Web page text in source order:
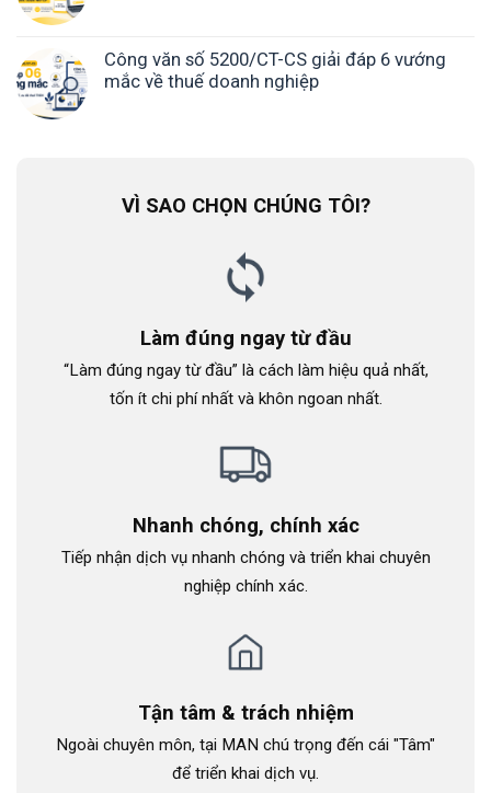
Công văn số 5200/CT-CS giải đáp 6 vướng
mắc về thuế doanh nghiệp
VÌ SAO CHỌN CHÚNG TÔI?
Làm đúng ngay từ đầu
“Làm đúng ngay từ đầu” là cách làm hiệu quả nhất,
tốn ít chi phí nhất và khôn ngoan nhất.
Nhanh chóng, chính xác
Tiếp nhận dịch vụ nhanh chóng và triển khai chuyên
nghiệp chính xác.
Tận tâm & trách nhiệm
Ngoài chuyên môn, tại MAN chú trọng đến cái "Tâm"
để triển khai dịch vụ.